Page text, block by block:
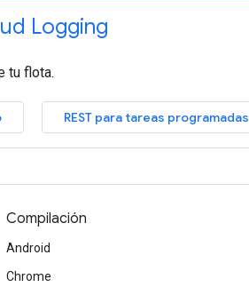
Logging
tu flota.
REST para tareas programadas
Compilación
Android
Chrome